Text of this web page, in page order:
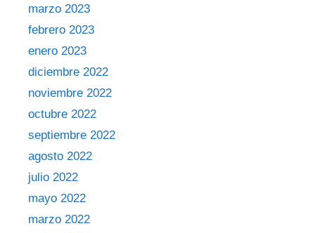
marzo 2023
febrero 2023
enero 2023
diciembre 2022
noviembre 2022
octubre 2022
septiembre 2022
agosto 2022
julio 2022
mayo 2022
marzo 2022